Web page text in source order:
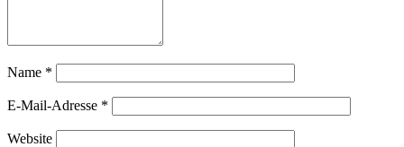
Name *
E-Mail-Adresse *
Website